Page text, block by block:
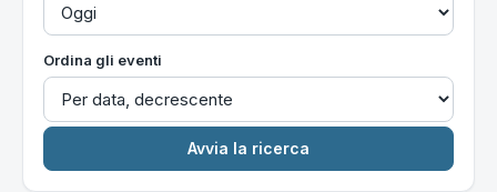
Ordina gli eventi